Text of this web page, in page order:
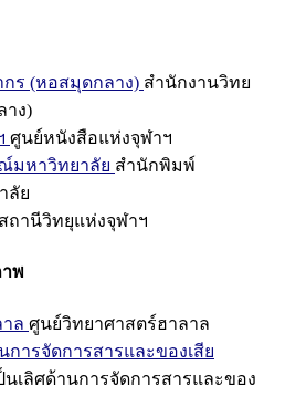
ร (หอสมุดกลาง) สำนักงานวิทย
าง)
ศูนย์หนังสือแห่งจุฬาฯ
มหาวิทยาลัย สำนักพิมพ์
ลัย
สถานีวิทยุแห่งจุฬาฯ
พ
ล ศูนย์วิทยาศาสตร์ฮาลาล
การจัดการสารและของเสีย
นเลิศด้านการจัดการสารและของ